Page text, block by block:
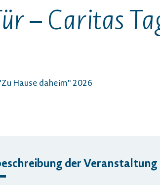
– Caritas
Hause daheim" 2026
der Veranstaltung